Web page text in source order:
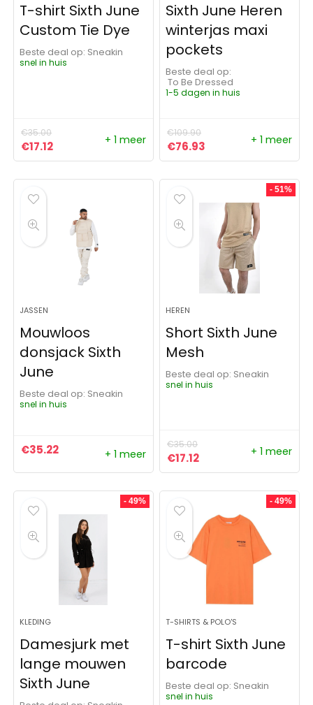
T-shirt Sixth June
Custom Tie Dye
Beste deal op:
Sneakin
snel in huis
€35.00
Oorspronkelijke prijs was: €35.00.
€17.12Huidige prijs is: €17.12.
+ 1 meer
Sixth June Heren
winterjas maxi
pockets
Beste deal op:
To Be Dressed
1-5 dagen in huis
€109.90
Oorspronkelijke prijs was:
€76.93 Huidige prijs is:
+ 1 meer
JASSEN
Mouwloos
donsjack Sixth
June
Beste deal op:
Sneakin
snel in huis
€35.22 + 1 meer
- 51%
HEREN
Short Sixth June
Mesh
Beste deal op:
Sneakin
snel in huis
€35.00
Oorspronkelijke prijs
€17.12Huidige prijs is:
+ 1 meer
- 49%
KLEDING
Damesjurk met
lange mouwen
Sixth June
- 49%
T-SHIRTS & POLO'S
T-shirt Sixth June
barcode
Beste deal op:
Sneakin
snel in huis